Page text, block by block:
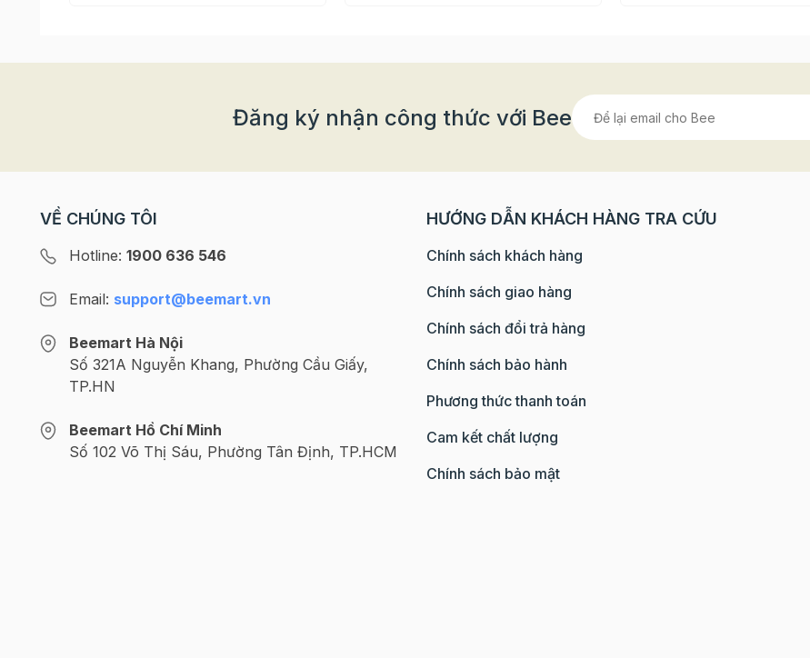
trong suốt nên dễ dàng quan sát thành phẩm bên trong, giúp bạn trang trí đồ uống bắt mắt hơn.
Đăng ký nhận công thức với Bee
VỀ CHÚNG TÔI
Hotline: 1900 636 546
Email: support@beemart.vn
Beemart Hà Nội
Số 321A Nguyễn Khang, Phường Cầu Giấy,
TP.HN
Beemart Hồ Chí Minh
Số 102 Võ Thị Sáu, Phường Tân Định, TP.HCM
HƯỚNG DẪN KHÁCH HÀNG TRA CỨU
Chính sách khách hàng
Chính sách giao hàng
Chính sách đổi trả hàng
Chính sách bảo hành
Phương thức thanh toán
Cam kết chất lượng
Chính sách bảo mật